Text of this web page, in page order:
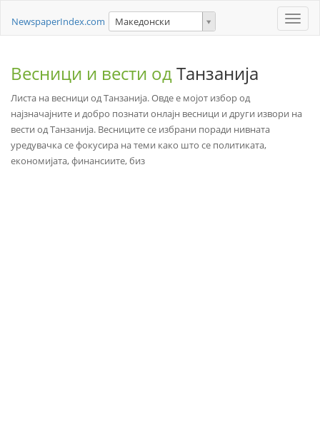
Toggle
NewspaperIndex.com Македонски
Весници и вести одТанзанија
Листа на весници од Танзанија. Овде е мојот избор од
најзначајните и добро познати онлајн весници и други извори на
вести од Танзанија. Весниците се избрани поради нивната
уредувачка се фокусира на теми како што се политиката,
економијата, финансиите, биз